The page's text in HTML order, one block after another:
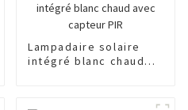
Lampadaire solaire
intégré blanc chaud